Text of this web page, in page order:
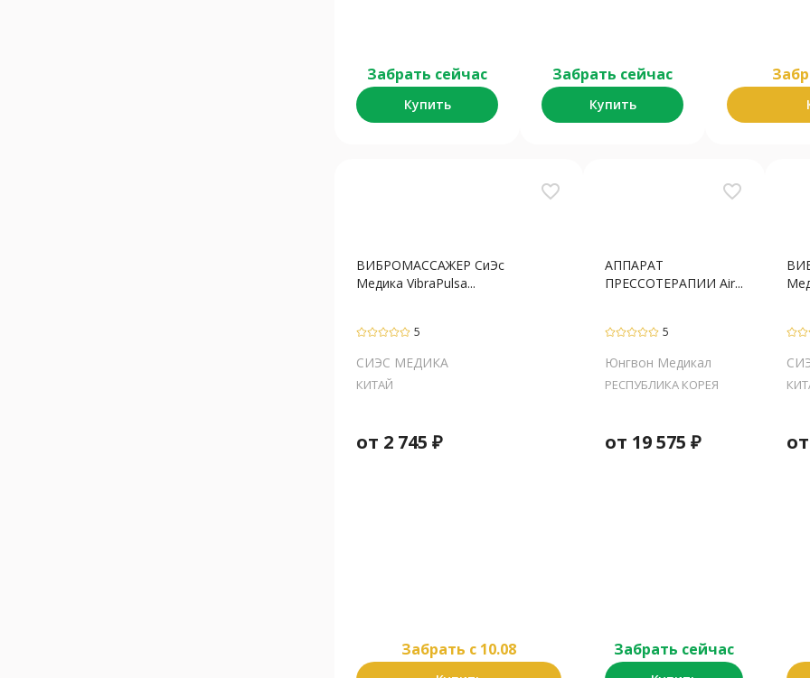
Забрать сейчас
Купить
Забрать сейчас
Купить
favorite_border
ВИБРОМАССАЖЕР СиЭс
Медика VibraPulsa...
5
СИЭС МЕДИКА
КИТАЙ
от 2 745 ₽
Забрать c 10.08
favorite_border
АППАРАТ
ПРЕССОТЕРАПИИ Air...
5
Юнгвон Медикал
РЕСПУБЛИКА КОРЕЯ
от 19 575 ₽
Забрать сейчас
от